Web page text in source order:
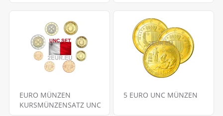
EURO MÜNZEN
KURSMÜNZENSATZ UNC
5 EURO UNC MÜNZEN